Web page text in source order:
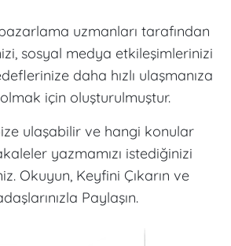
uzmanları tarafından
sosyal medya etkileşimlerinizi
daha hızlı ulaşmanıza
olmak için oluşturulmuştur.
ulaşabilir ve hangi konular
yazmamızı istediğinizi
Okuyun, Keyfini Çıkarın ve
Paylaşın.